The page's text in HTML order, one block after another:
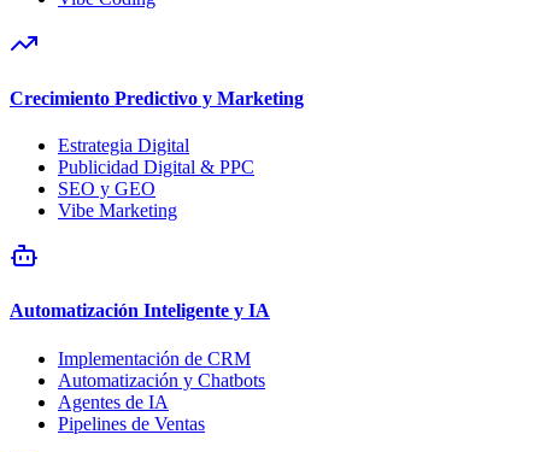
Crecimiento Predictivo y Marketing
Estrategia Digital
Publicidad Digital & PPC
SEO y GEO
Vibe Marketing
Automatización Inteligente y IA
Implementación de CRM
Automatización y Chatbots
Agentes de IA
Pipelines de Ventas